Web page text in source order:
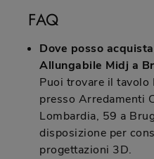
FAQ
Dove posso
Allungabile Midj a
Puoi trovare il
presso Arredamenti
Lombardia, 59 a
disposizione per
progettazioni 3D.